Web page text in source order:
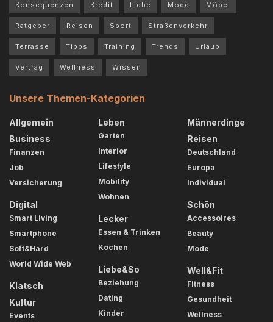
Konsequenzen Kredit Liebe Mode Möbel
Ratgeber Reisen Sport Straßenverkehr
Terrasse Tipps Training Trends Urlaub
Vertrag Wellness Wissen
Unsere Themen-Kategorien
Allgemein
Business
Finanzen
Job
Versicherung
Digital
Smart Living
Smartphone
Soft&Hard
World Wide Web
Klatsch
Kultur
Events
Leben
Garten
Interior
Lifestyle
Mobility
Wohnen
Lecker
Essen & Trinken
Kochen
Liebe&So
Beziehung
Dating
Kinder
Männerdinge
Reisen
Deutschland
Europa
Individual
Schön
Accessoires
Beauty
Mode
Well&Fit
Fitness
Gesundheit
Wellness